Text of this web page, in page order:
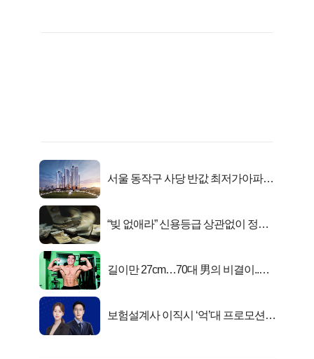
서울 동작구 사당 반값 최저가아파트
“빚 없애라” 신용등급 상관없이 정부
길이만 27cm…70대 男의 비결이..충
보험설계사 이직시 ‘억’대 프로모션!